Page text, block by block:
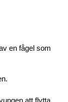
en fågel som
att flytta,